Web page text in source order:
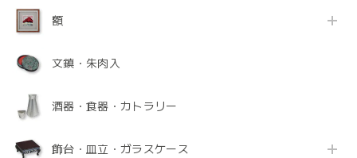
額
文鎮・朱肉入
酒器・食器・カトラリー
飾台・皿立・ガラスケース